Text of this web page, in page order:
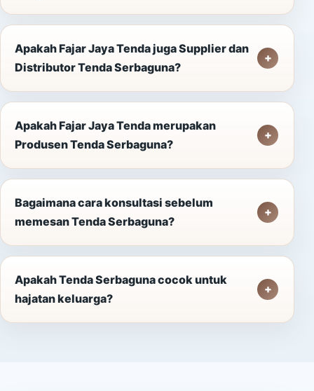
Apakah Fajar Jaya Tenda juga Supplier dan
Distributor Tenda Serbaguna?
Apakah Fajar Jaya Tenda merupakan
Produsen Tenda Serbaguna?
Bagaimana cara konsultasi sebelum
memesan Tenda Serbaguna?
Apakah Tenda Serbaguna cocok untuk
hajatan keluarga?